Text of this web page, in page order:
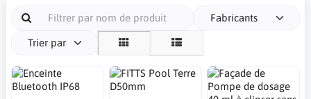
Fabricants
Trier par